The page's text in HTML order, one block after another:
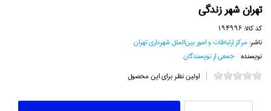
تهران شهر زندگي
کد کالا:194996
ناشر:مركز ارتباطات و امور بين‌الملل شهرداري تهران
نویسنده: جمعي ار نويسندگان
اولین نظر برای این محصول